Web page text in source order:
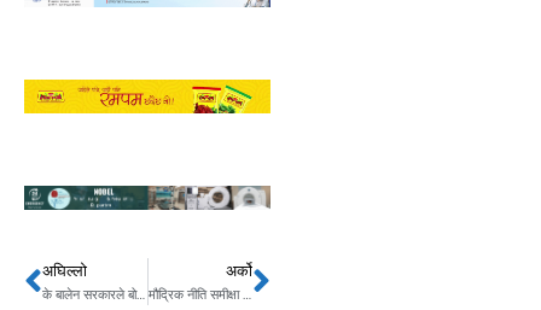
Prev
अघिल्लो
के बालेन सरकारले बोल्न नदिने नै हो त ?
अर्को
मौद्रिक नीति समीक्षा प्रतिवेदन सार्वजनिकNext